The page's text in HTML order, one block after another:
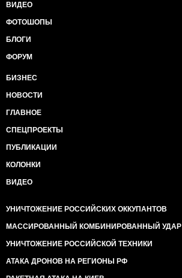
ВИДЕО
ФОТОШОПЫ
БЛОГИ
ФОРУМ
БИЗНЕС
НОВОСТИ
ГЛАВНОЕ
СПЕЦПРОЕКТЫ
ПУБЛИКАЦИИ
КОЛОНКИ
ВИДЕО
УНИЧТОЖЕНИЕ РОССИЙСКИХ ОККУПАНТОВ
МАССИРОВАННЫЙ КОМБИНИРОВАННЫЙ УДАР
УНИЧТОЖЕНИЕ РОССИЙСКОЙ ТЕХНИКИ
АТАКА ДРОНОВ НА РЕГИОНЫ РФ